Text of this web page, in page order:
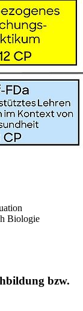
Biologie
bzw.